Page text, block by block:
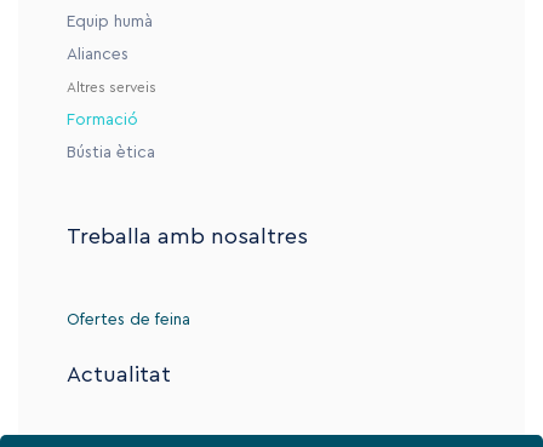
Equip humà
Aliances
Altres serveis
Formació
Bústia ètica
Treballa amb nosaltres
Ofertes de feina
Actualitat